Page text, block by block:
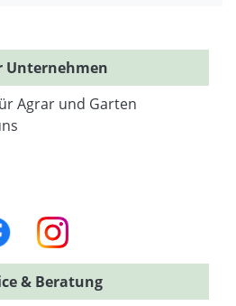
Unternehmen
Agrar und Garten
& Beratung